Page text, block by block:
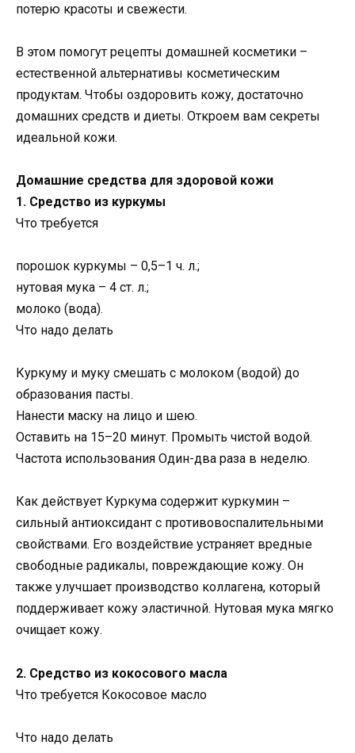
потерю красоты и свежести.
В этом помогут рецепты домашней косметики –
естественной альтернативы косметическим
продуктам. Чтобы оздоровить кожу, достаточно
домашних средств и диеты. Откроем вам секреты
идеальной кожи.
Домашние средства для здоровой кожи
1. Средство из куркумы
Что требуется
порошок куркумы – 0,5–1 ч. л.;
нутовая мука – 4 ст. л.;
молоко (вода).
Что надо делать
Куркуму и муку смешать с молоком (водой) до
образования пасты.
Нанести маску на лицо и шею.
Оставить на 15–20 минут. Промыть чистой водой.
Частота использования Один-два раза в неделю.
Как действует Куркума содержит куркумин –
сильный антиоксидант с противовоспалительными
свойствами. Его воздействие устраняет вредные
свободные радикалы, повреждающие кожу. Он
также улучшает производство коллагена, который
поддерживает кожу эластичной. Нутовая мука мягко
очищает кожу.
2. Средство из кокосового масла
Что требуется Кокосовое масло
Что надо делать